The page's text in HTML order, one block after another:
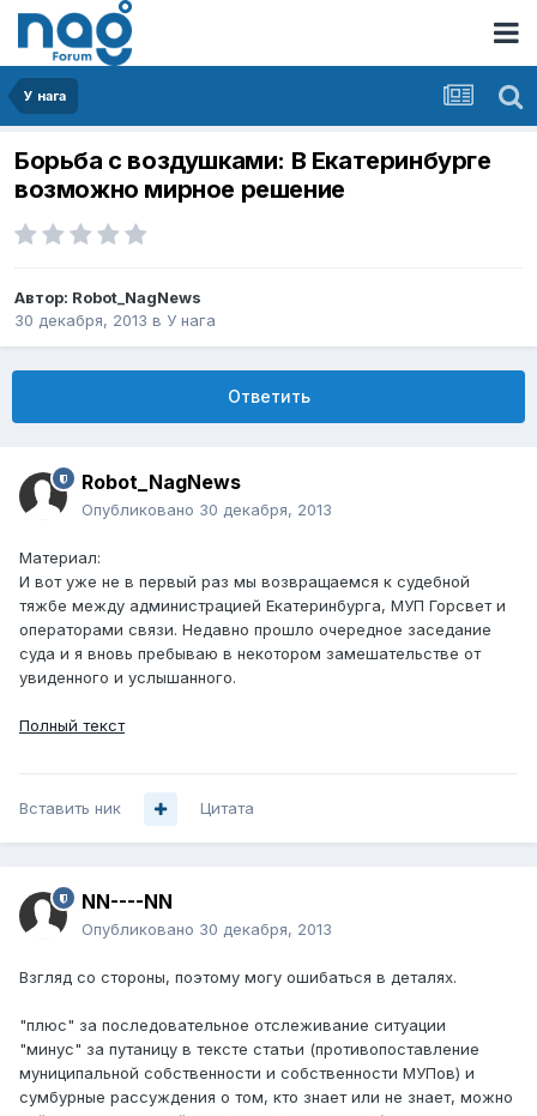
У нага
Борьба с воздушками: В Екатеринбурге
возможно мирное решение
Автор: Robot_NagNews
30 декабря, 2013 в У нага
Ответить
Robot_NagNews
Опубликовано 30 декабря, 2013
Материал:
И вот уже не в первый раз мы возвращаемся к судебной
тяжбе между администрацией Екатеринбурга, МУП Горсвет и
операторами связи. Недавно прошло очередное заседание
суда и я вновь пребываю в некотором замешательстве от
увиденного и услышанного.
Полный текст
Вставить ник Цитата
NN----NN
Опубликовано 30 декабря, 2013
Взгляд со стороны, поэтому могу ошибаться в деталях.
"плюс" за последовательное отслеживание ситуации
"минус" за путаницу в тексте статьи (противопоставление
муниципальной собственности и собственности МУПов) и
сумбурные рассуждения о том, кто знает или не знает, можно